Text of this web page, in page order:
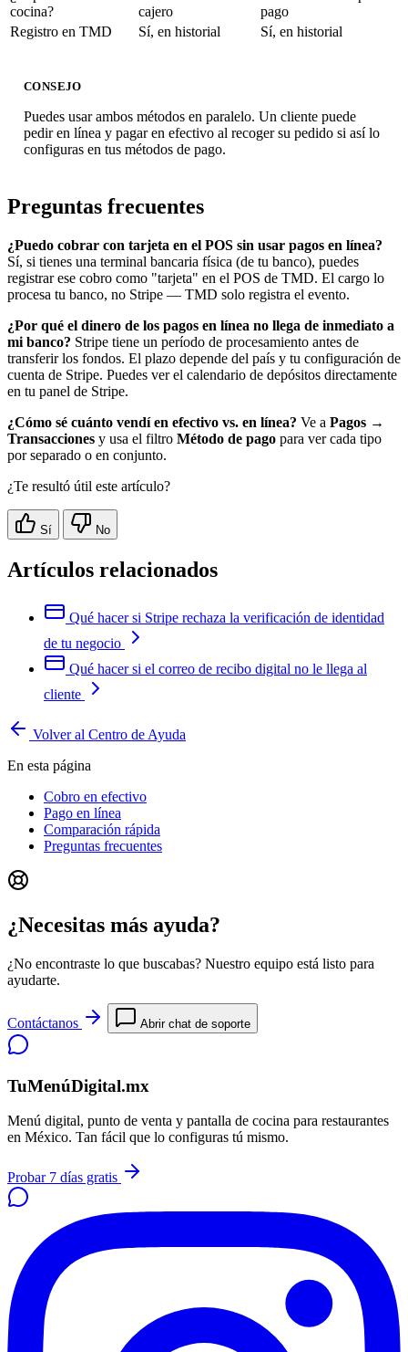
cocina?
cajero
pago
Registro en TMD
Sí, en historial Sí, en historial
CONSEJO
Puedes usar ambos métodos en paralelo. Un cliente puede
pedir en línea y pagar en efectivo al recoger su pedido si así lo
configuras en tus métodos de pago.
Preguntas frecuentes
¿Puedo cobrar con tarjeta en el POS sin usar pagos en línea?
Sí, si tienes una terminal bancaria física (de tu banco), puedes
registrar ese cobro como "tarjeta" en el POS de TMD. El cargo lo
procesa tu banco, no Stripe — TMD solo registra el evento.
¿Por qué el dinero de los pagos en línea no llega de inmediato a
mi banco? Stripe tiene un período de procesamiento antes de
transferir los fondos. El plazo depende del país y tu configuración de
cuenta de Stripe. Puedes ver el calendario de depósitos directamente
en tu panel de Stripe.
¿Cómo sé cuánto vendí en efectivo vs. en línea? Ve a Pagos →
Transacciones y usa el filtro Método de pago para ver cada tipo
por separado o en conjunto.
¿Te resultó útil este artículo?
Sí No
Artículos relacionados
Qué hacer si Stripe rechaza la verificación de identidad
de tu negocio
Qué hacer si el correo de recibo digital no le llega al
cliente
Volver al Centro de Ayuda
En esta página
Cobro en efectivo
Pago en línea
Comparación rápida
Preguntas frecuentes
¿Necesitas más ayuda?
¿No encontraste lo que buscabas? Nuestro equipo está listo para
ayudarte.
Contáctanos Abrir chat de soporte
TuMenúDigital.mx
Menú digital, punto de venta y pantalla de cocina para restaurantes
en México. Tan fácil que lo configuras tú mismo.
Probar 7 días gratis